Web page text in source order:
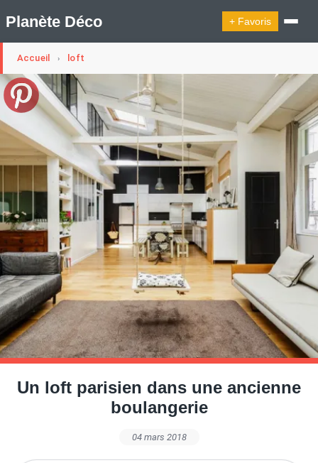
Planète Déco + Favoris
🛍︎ Shop Planète Déco ℹ︎ À propos
Appartement Design Cabanes
Decoration Noël
Design Suédois En Quelques Photos
Idées Déco En 10 Photos
La Semaine Décoration Et Design
Maison En Ville
Méli-Mélo Suédois
Publi Reportage
Tendance
Interieurs Scandinaves
La Décoration Selon Votre Signe Astrologique
Les Trouvailles Déco Du Jour
Loft
Maison Appartement Écologique
Maison Container/container House
Maison D'hôtes
Maison Et Appartement Vintage
On Décode La Déco
Petite Surface
Piscine Question De Style
Renovation
Revue De Week End
Tiny House
Accueil › loft
Un loft parisien dans une ancienne
boulangerie
04 mars 2018